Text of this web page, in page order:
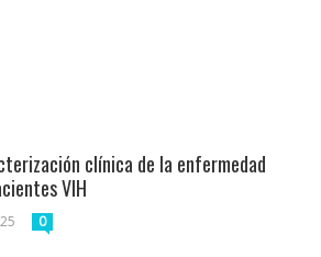
clínica de la enfermedad
VIH
0